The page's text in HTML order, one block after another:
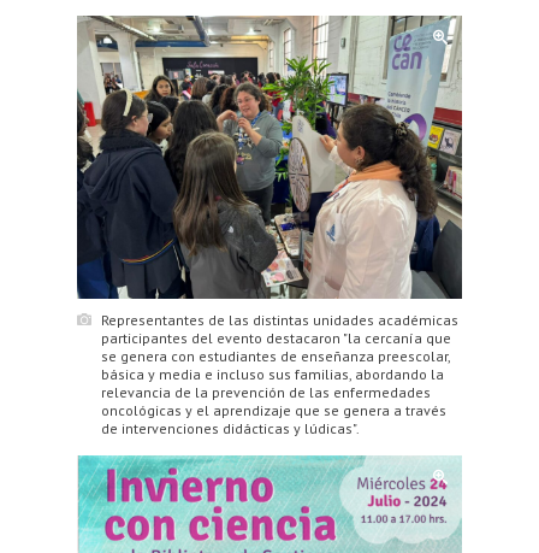
Representantes de las distintas unidades académicas
participantes del evento destacaron "la cercanía que
se genera con estudiantes de enseñanza preescolar,
básica y media e incluso sus familias, abordando la
relevancia de la prevención de las enfermedades
oncológicas y el aprendizaje que se genera a través
de intervenciones didácticas y lúdicas".